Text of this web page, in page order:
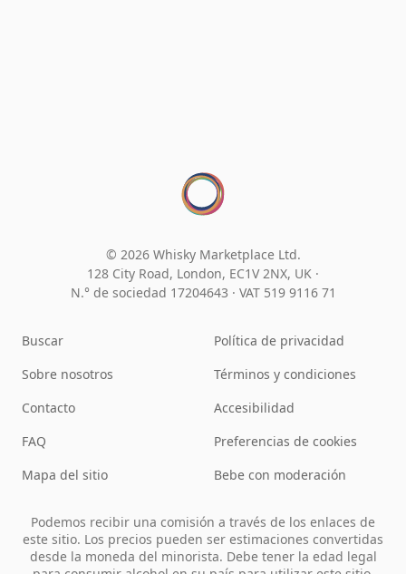
© 2026 Whisky Marketplace Ltd.
128 City Road, London, EC1V 2NX, UK ·
N.° de sociedad 17204643 · VAT 519 9116 71
Buscar
Sobre nosotros
Contacto
FAQ
Mapa del sitio
Política de privacidad
Términos y condiciones
Accesibilidad
Preferencias de cookies
Bebe con moderación
Podemos recibir una comisión a través de los enlaces de
este sitio. Los precios pueden ser estimaciones convertidas
desde la moneda del minorista. Debe tener la edad legal